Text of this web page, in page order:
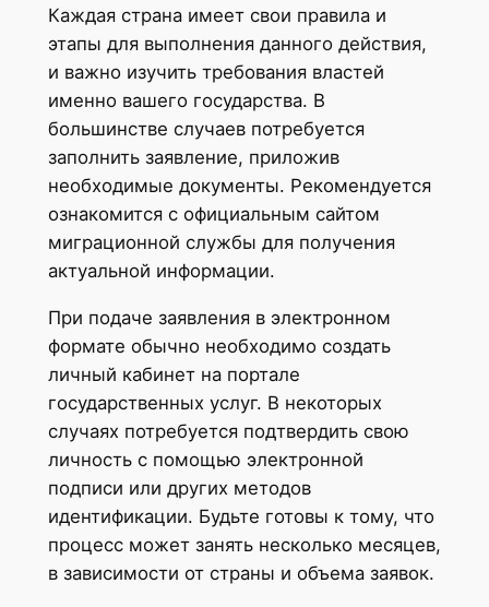
Каждая страна имеет свои правила и
этапы для выполнения данного действия,
и важно изучить требования властей
именно вашего государства. В
большинстве случаев потребуется
заполнить заявление, приложив
необходимые документы. Рекомендуется
ознакомится с официальным сайтом
миграционной службы для получения
актуальной информации.
При подаче заявления в электронном
формате обычно необходимо создать
личный кабинет на портале
государственных услуг. В некоторых
случаях потребуется подтвердить свою
личность с помощью электронной
подписи или других методов
идентификации. Будьте готовы к тому, что
процесс может занять несколько месяцев,
в зависимости от страны и объема заявок.